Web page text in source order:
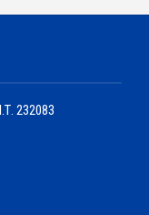
232083